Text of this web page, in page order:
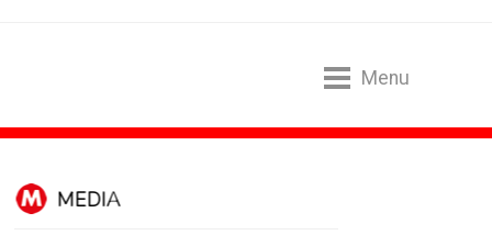
Menu
MEDIA